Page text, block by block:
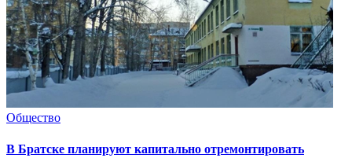
Общество
В Братске планируют капитально отремонтировать